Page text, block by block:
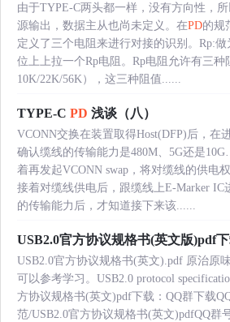
由于TYPE-C两头都一样，没有方向性，
源输出，数据主从也尚未定义。在PD的规
定义了三个电阻来进行对接的识别。Rp:做
位上上拉一个Rp电阻。Rp电阻允许有三种
10K/22K/56K），这三种阻值......
TYPE-C PD 浅谈（八）
VCONN交换在装置取得Host(DFP)后，在
确认缆线的传输能力是480M、5G还是
着再发起VCONN swap，将对缆线的供电
接着对缆线供电后，跟缆线上E-Marker IC
的传输能力后，才知道接下来该......
USB2.0官方协议规格书(英文版)pdf
USB2.0官方协议规格书(英文).pdf 原治原
可以参考学习。USB2.0 protocol
方协议规格书(英文)pdf下载：QQ群下载
范/USB2.0官方协议规格书(英文)pdfQQ群